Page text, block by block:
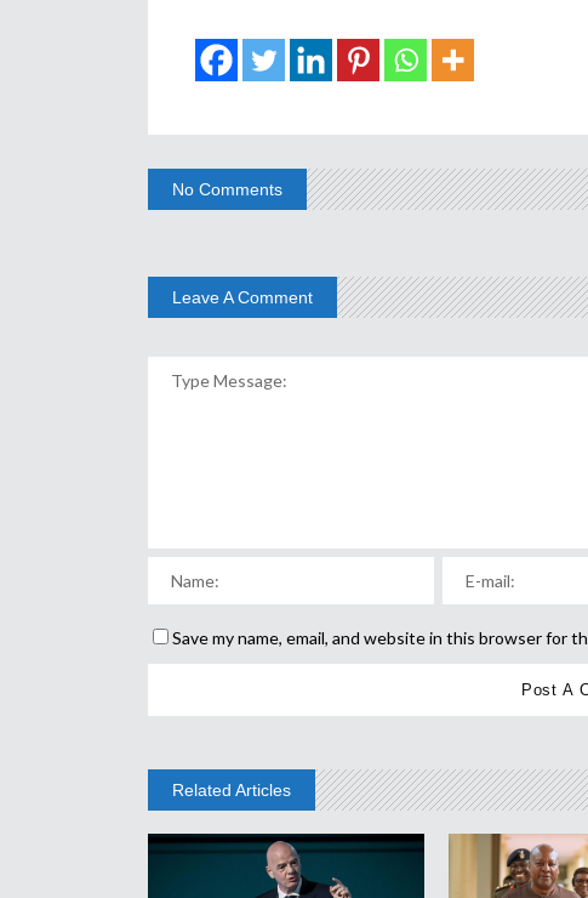
No Comments
Leave A Comment
Save my name, email, and website in this browser for
Related Articles